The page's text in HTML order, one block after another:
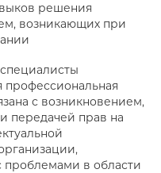
решения
возникающих при
профессиональная
с возникновением,
передачей прав на
проблемами в области